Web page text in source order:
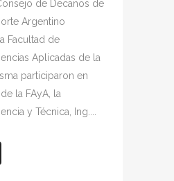
de Decanos de
Argentino
Facultad de
Aplicadas de la
participaron en
la FAyA, la
y Técnica, Ing....